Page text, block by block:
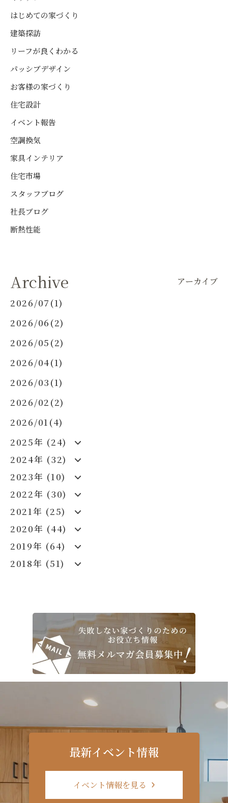
はじめての家づくり
建築探訪
リーフが良くわかる
パッシブデザイン
お客様の家づくり
住宅設計
イベント報告
空調換気
家具インテリア
住宅市場
スタッフブログ
社長ブログ
断熱性能
Archive アーカイブ
2026/07(1)
2026/06(2)
2026/05(2)
2026/04(1)
2026/03(1)
2026/02(2)
2026/01(4)
2025年 (24)
2024年 (32)
2023年 (10)
2022年 (30)
2021年 (25)
2020年 (44)
2019年 (64)
2018年 (51)
最新イベント情報
イベント情報を見る